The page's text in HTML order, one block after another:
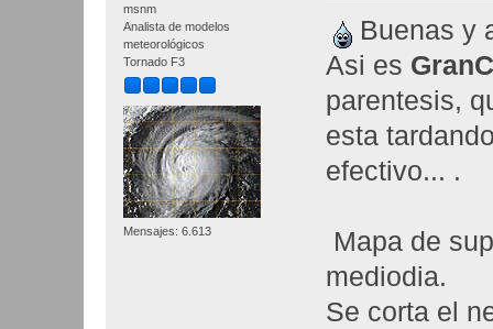
msnm
Analista de modelos
meteorológicos
Tornado F3
Mensajes: 6.613
Buenas y
Asi es
parentesis,
esta
efectivo... .
Mapa de
mediodia.
Se corta el